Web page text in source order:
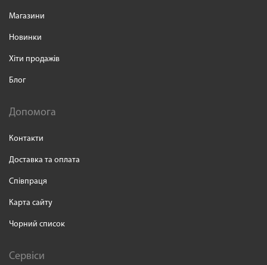
Магазини
Новинки
Хіти продажів
Блог
Допомога
Контакти
Доставка та оплата
Співпраця
Карта сайту
Чорний список
Сервіси